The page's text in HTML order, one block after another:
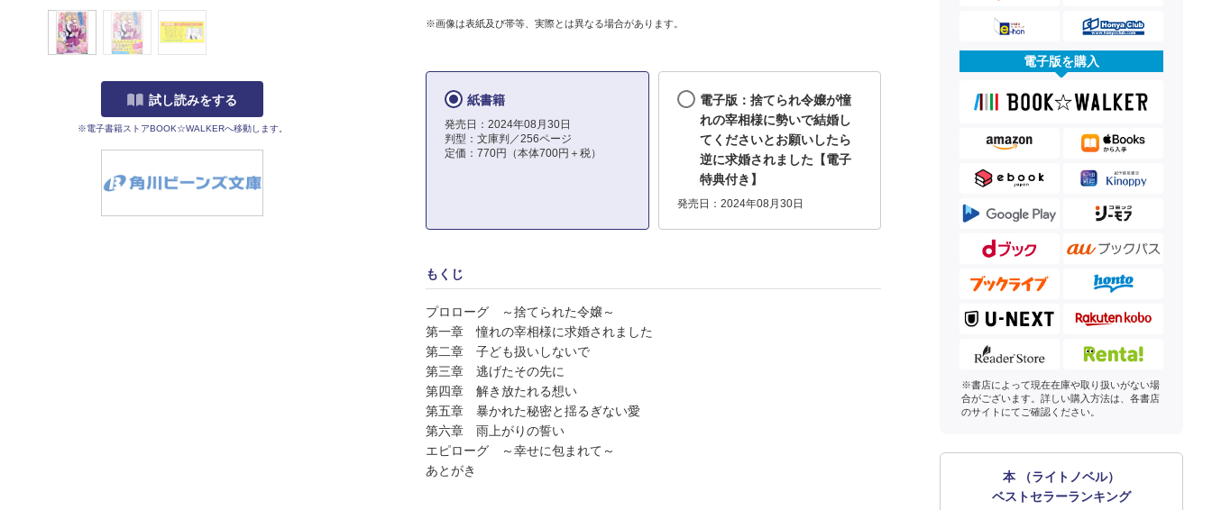
試し読みをする
※電子書籍ストアBOOK☆WALKERへ移動します。
※画像は表紙及び帯等、実際とは異なる場合があります。
紙書籍
発売日：2024年08月30日
判型：文庫判／256ページ
定価：770円（本体700円＋税）
電子版：捨てられ令嬢が憧
れの宰相様に勢いで結婚し
てくださいとお願いしたら
逆に求婚されました【電子
特典付き】
発売日：2024年08月30日
もくじ
プロローグ ～捨てられた令嬢～
第一章 憧れの宰相様に求婚されました
第二章 子ども扱いしないで
第三章 逃げたその先に
第四章 解き放たれる想い
第五章 暴かれた秘密と揺るぎない愛
第六章 雨上がりの誓い
エピローグ ～幸せに包まれて～
あとがき
電子版を購入
※書店によって現在在庫や取り扱いがない場
合がございます。詳しい購入方法は、各書店
のサイトにてご確認ください。
本 （ライトノベル）
ベストセラーランキング